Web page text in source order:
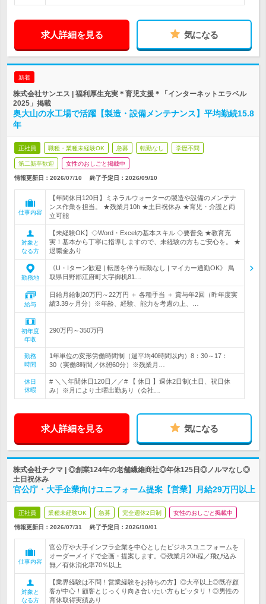
求人詳細を見る 気になる
新着
株式会社サンエス | 福利厚生充実＊育児支援＊「インターネットエラベル
2025」掲載
奥大山の水工場で活躍【製造・設備メンテナンス】平均勤続15.8
年
正社員 職種・業種未経験OK 急募 転勤なし 学歴不問
第二新卒歓迎 女性のおしごと掲載中
情報更新日：2026/07/10 終了予定日： 2026/09/10
仕事内容
【年間休日120日】ミネラルウォーターの製造や設備のメンテナ
ンス作業を担当。 ★残業月10h ★土日祝休み ★育児・介護と両
立可能
対象と
なる方
【未経験OK】◇Word・Excelの基本スキル ◇要普免 ★教育充
実！基本から丁寧に指導しますので、未経験の方もご安心を。 ★
退職金あり
勤務地
《U・Iターン歓迎 | 転居を伴う転勤なし | マイカー通勤OK》 鳥
取県日野郡江府町大字御机81…
給与
日給月給制20万円～22万円 ＋ 各種手当 ＋ 賞与年2回（昨年度実
績3.39ヶ月分）※年齢、経験、能力を考慮の上、…
初年度
年収
290万円～350万円
勤務
時間
1年単位の変形労働時間制（週平均40時間以内）8：30～17：
30（実働8時間／休憩60分）※残業月…
休日
休暇
# ＼＼年間休日120日／／# 【 休日 】週休2日制(土日、祝日休
み）※月により土曜出勤あり（会社…
求人詳細を見る 気になる
株式会社チクマ | ◎創業124年の老舗繊維商社◎年休125日◎ノルマなし◎
土日祝休み
官公庁・大手企業向けユニフォーム提案【営業】月給29万円以上
正社員 業種未経験OK 急募 完全週休2日制 女性のおしごと掲載中
情報更新日：2026/07/31 終了予定日： 2026/10/01
仕事内容
官公庁や大手インフラ企業を中心としたビジネスユニフォームを
オーダーメイドで企画・提案します。◎残業月20h程／飛び込み
無／有休消化率70％以上
対象と
なる方
【業界経験は不問！営業経験をお持ちの方】◎大卒以上◎既存顧
客が中心！顧客とじっくり向き合いたい方もピッタリ！◎男性の
育休取得実績あり